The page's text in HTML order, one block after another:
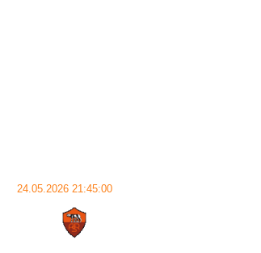
24.05.2026 21:45:00